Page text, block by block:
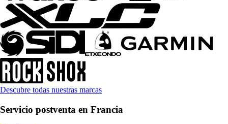
Descubre todas nuestras marcas
Servicio postventa en Francia